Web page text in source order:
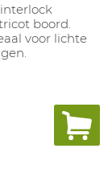
boord.
voor lichte